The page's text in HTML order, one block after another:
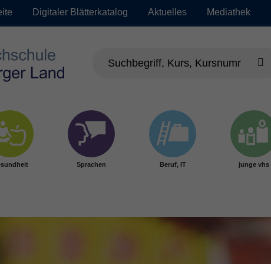
Digitaler Blätterkatalog Aktuelles Mediathek
Sprachen Beruf, IT junge vhs